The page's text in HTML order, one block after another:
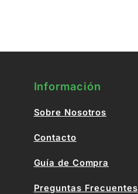
Información
Sobre Nosotros
Contacto
Guía de Compra
Preguntas Frecuentes